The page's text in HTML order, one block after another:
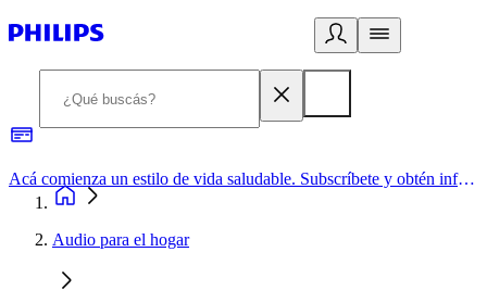
Acá comienza un estilo de vida saludable. Subscríbete y obtén información de primera mano
Audio para el hogar